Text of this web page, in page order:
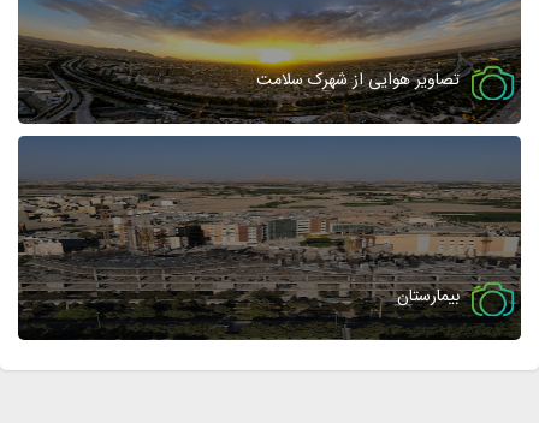
تصاویر هوایی از شهرک سلامت
بیمارستان